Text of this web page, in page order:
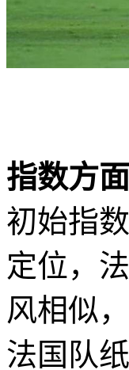
指数方
初始指
定位，
风相似
法国队